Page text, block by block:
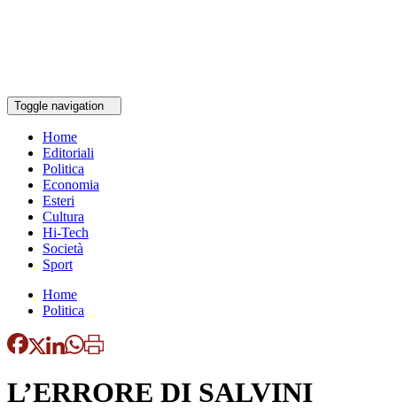
Toggle navigation
Home
Editoriali
Politica
Economia
Esteri
Cultura
Hi-Tech
Società
Sport
Home
Politica
L’ERRORE DI SALVINI